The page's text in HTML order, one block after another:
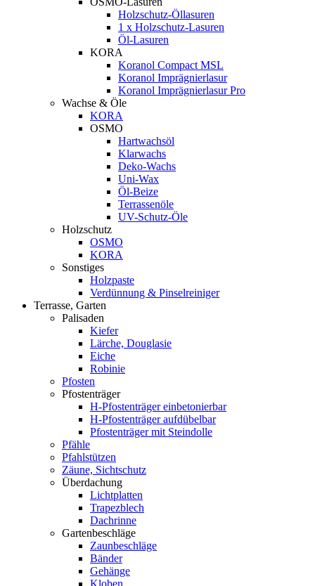
Holzschutz-Öllasuren
1 x Holzschutz-Lasuren
Öl-Lasuren
KORA
Koranol Compact MSL
Koranol Imprägnierlasur
Koranol Imprägnierlasur Pro
Wachse & Öle
KORA
OSMO
Hartwachsöl
Klarwachs
Deko-Wachs
Uni-Wax
Öl-Beize
Terrassenöle
UV-Schutz-Öle
Holzschutz
OSMO
KORA
Sonstiges
Holzpaste
Verdünnung & Pinselreiniger
Terrasse, Garten
Palisaden
Kiefer
Lärche, Douglasie
Eiche
Robinie
Pfosten
Pfostenträger
H-Pfostenträger einbetonierbar
H-Pfostenträger aufdübelbar
Pfostenträger mit Steindolle
Pfähle
Pfahlstützen
Zäune, Sichtschutz
Überdachung
Lichtplatten
Trapezblech
Dachrinne
Gartenbeschläge
Zaunbeschläge
Bänder
Gehänge
Kloben